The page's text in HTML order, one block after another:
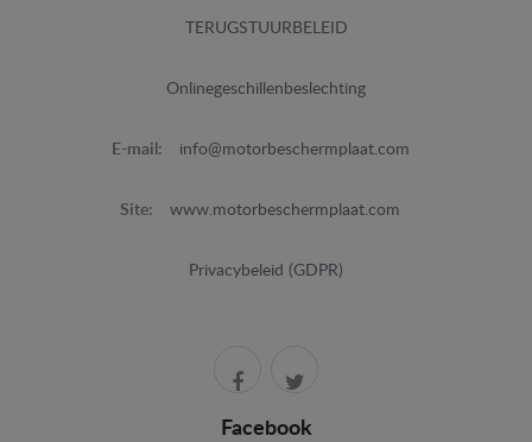
TERUGSTUURBELEID
Onlinegeschillenbeslechting
E-mail: info@motorbeschermplaat.com
Site: www.motorbeschermplaat.com
Privacybeleid (GDPR)
Facebook